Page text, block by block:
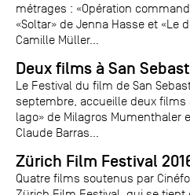
métrages : «Opération
«Soltar» de Jenna Hasse et «Le
Camille Müller...
Deux films à San
Le Festival du film de San
septembre, accueille deux films
lago» de Milagros Mumenthaler
Claude Barras...
Zürich Film Festival
Quatre films soutenus par